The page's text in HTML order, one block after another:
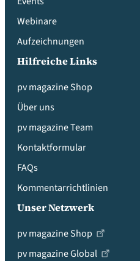
Webinare
Aufzeichnungen
Hilfreiche Links
pv magazine Shop
Über uns
pv magazine Team
Kontaktformular
FAQs
Kommentarrichtlinien
Unser Netzwerk
pv magazine Shop
pv magazine Global